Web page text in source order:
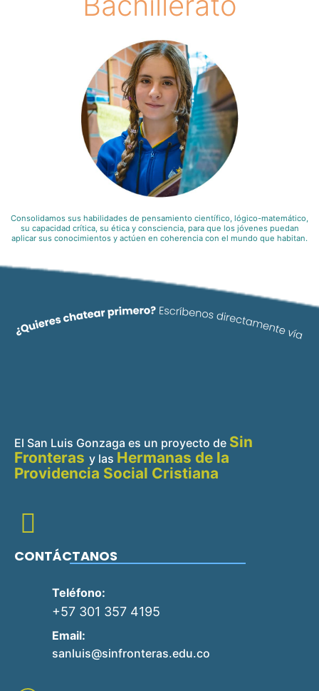
Consolidamos sus habilidades de pensamiento científico, lógico-matemático,
su capacidad crítica, su ética y consciencia, para que los jóvenes puedan
aplicar sus conocimientos y actúen en coherencia con el mundo que habitan.
El San Luis Gonzaga es un proyecto de Sin
Fronteras y las Hermanas de la
Providencia Social Cristiana
CONTÁCTANOS
Teléfono:
+57 301 357 4195
Email:
sanluis@sinfronteras.edu.co